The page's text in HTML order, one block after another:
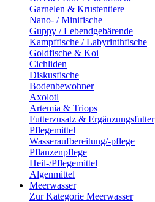
Garnelen & Krustentiere
Nano- / Minifische
Guppy / Lebendgebärende
Kampffische / Labyrinthfische
Goldfische & Koi
Cichliden
Diskusfische
Bodenbewohner
Axolotl
Artemia & Triops
Futterzusatz & Ergänzungsfutter
Pflegemittel
Wasseraufbereitung/-pflege
Pflanzenpflege
Heil-/Pflegemittel
Algenmittel
Meerwasser
Zur Kategorie Meerwasser